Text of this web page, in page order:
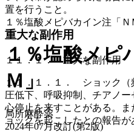
置を行うこと。
重大な副作用
１１．１． 重大な副作用
１１．１．１． ショック（
圧低下、呼吸抑制、チアノ
心停止を来すことがある。
ョックを起こしたとの報告が
１％塩酸メピバカイン注「Ｎ
１％塩酸メピ
Ｍ」
局所麻酔薬
2024年07月改訂(第2版)